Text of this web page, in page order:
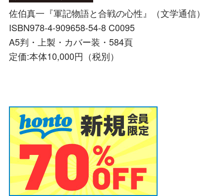
佐伯真一『軍記物語と合戦の心性』（文学通信）
ISBN978-4-909658-54-8 C0095
A5判・上製・カバー装・584頁
定価:本体10,000円（税別）